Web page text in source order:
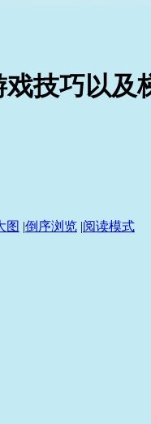
技巧以及
图 |倒序浏览 |阅读模式